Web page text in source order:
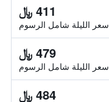
411 ﷼
سعر الليلة شامل الرسوم
479 ﷼
سعر الليلة شامل الرسوم
484 ﷼